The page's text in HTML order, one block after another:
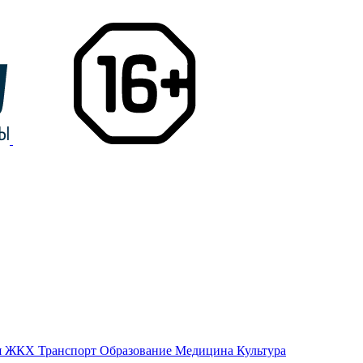
ЖКХ Транспорт Образование Медицина Культура